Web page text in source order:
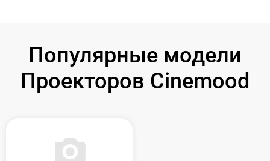
Популярные модели
Проекторов Cinemood